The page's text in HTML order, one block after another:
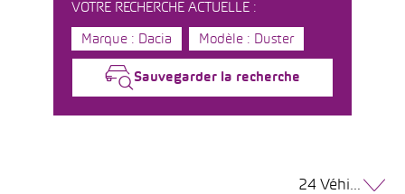
VOTRE RECHERCHE ACTUELLE :
Marque : Dacia Modèle : Duster
Sauvegarder la recherche
24 Véhicules par page